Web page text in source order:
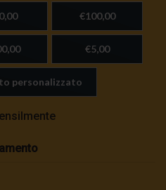
€100,00
€5,00
personalizzato